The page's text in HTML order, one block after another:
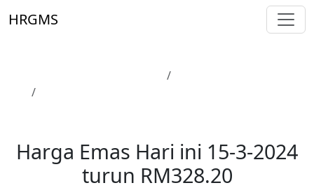
HRGMS
Harga Emas Hari ini 15-3-2024
turun RM328.20